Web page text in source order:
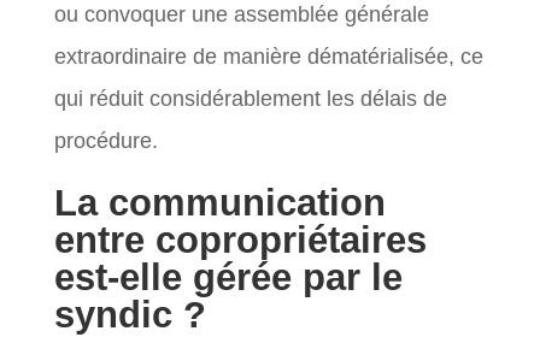
ou convoquer une assemblée générale
extraordinaire de manière dématérialisée, ce
qui réduit considérablement les délais de
procédure.
La communication
entre copropriétaires
est-elle gérée par le
syndic ?